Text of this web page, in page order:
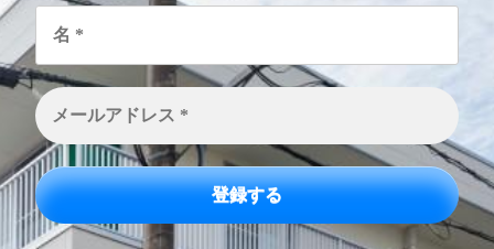
名
メ
ー
ル
ア
ド
レ
ス
*